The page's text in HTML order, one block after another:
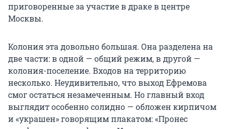
приговоренные за участие в драке в центре
Москвы.
Колония эта довольно большая. Она разделена на
две части: в одной — общий режим, в другой —
колония-поселение. Входов на территорию
несколько. Неудивительно, что выход Ефремова
смог остаться незамеченным. Но главный вход
выглядит особенно солидно — обложен кирпичом
и «украшен» говорящим плакатом: «Пронес